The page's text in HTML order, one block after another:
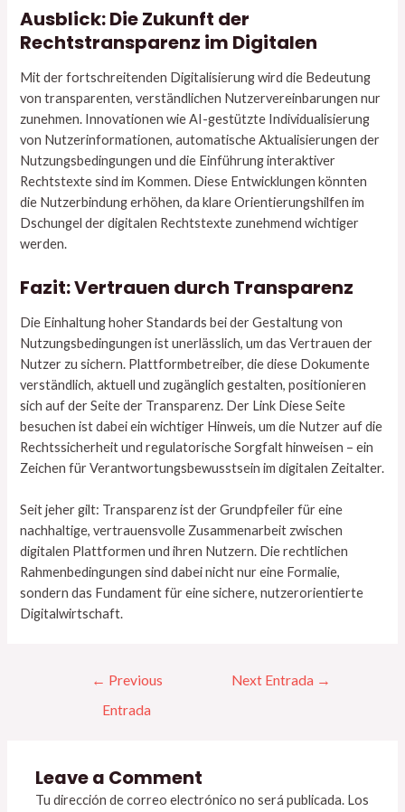
Ausblick: Die Zukunft der
Rechtstransparenz im Digitalen
Mit der fortschreitenden Digitalisierung wird die Bedeutung
von transparenten, verständlichen Nutzervereinbarungen nur
zunehmen. Innovationen wie AI-gestützte Individualisierung
von Nutzerinformationen, automatische Aktualisierungen der
Nutzungsbedingungen und die Einführung interaktiver
Rechtstexte sind im Kommen. Diese Entwicklungen könnten
die Nutzerbindung erhöhen, da klare Orientierungshilfen im
Dschungel der digitalen Rechtstexte zunehmend wichtiger
werden.
Fazit: Vertrauen durch Transparenz
Die Einhaltung hoher Standards bei der Gestaltung von
Nutzungsbedingungen ist unerlässlich, um das Vertrauen der
Nutzer zu sichern. Plattformbetreiber, die diese Dokumente
verständlich, aktuell und zugänglich gestalten, positionieren
sich auf der Seite der Transparenz. Der Link Diese Seite
besuchen ist dabei ein wichtiger Hinweis, um die Nutzer auf die
Rechtssicherheit und regulatorische Sorgfalt hinweisen – ein
Zeichen für Verantwortungsbewusstsein im digitalen Zeitalter.
Seit jeher gilt: Transparenz ist der Grundpfeiler für eine
nachhaltige, vertrauensvolle Zusammenarbeit zwischen
digitalen Plattformen und ihren Nutzern. Die rechtlichen
Rahmenbedingungen sind dabei nicht nur eine Formalie,
sondern das Fundament für eine sichere, nutzerorientierte
Digitalwirtschaft.
← Previous
Entrada
Next Entrada →
Leave a Comment
Tu dirección de correo electrónico no será publicada. Los